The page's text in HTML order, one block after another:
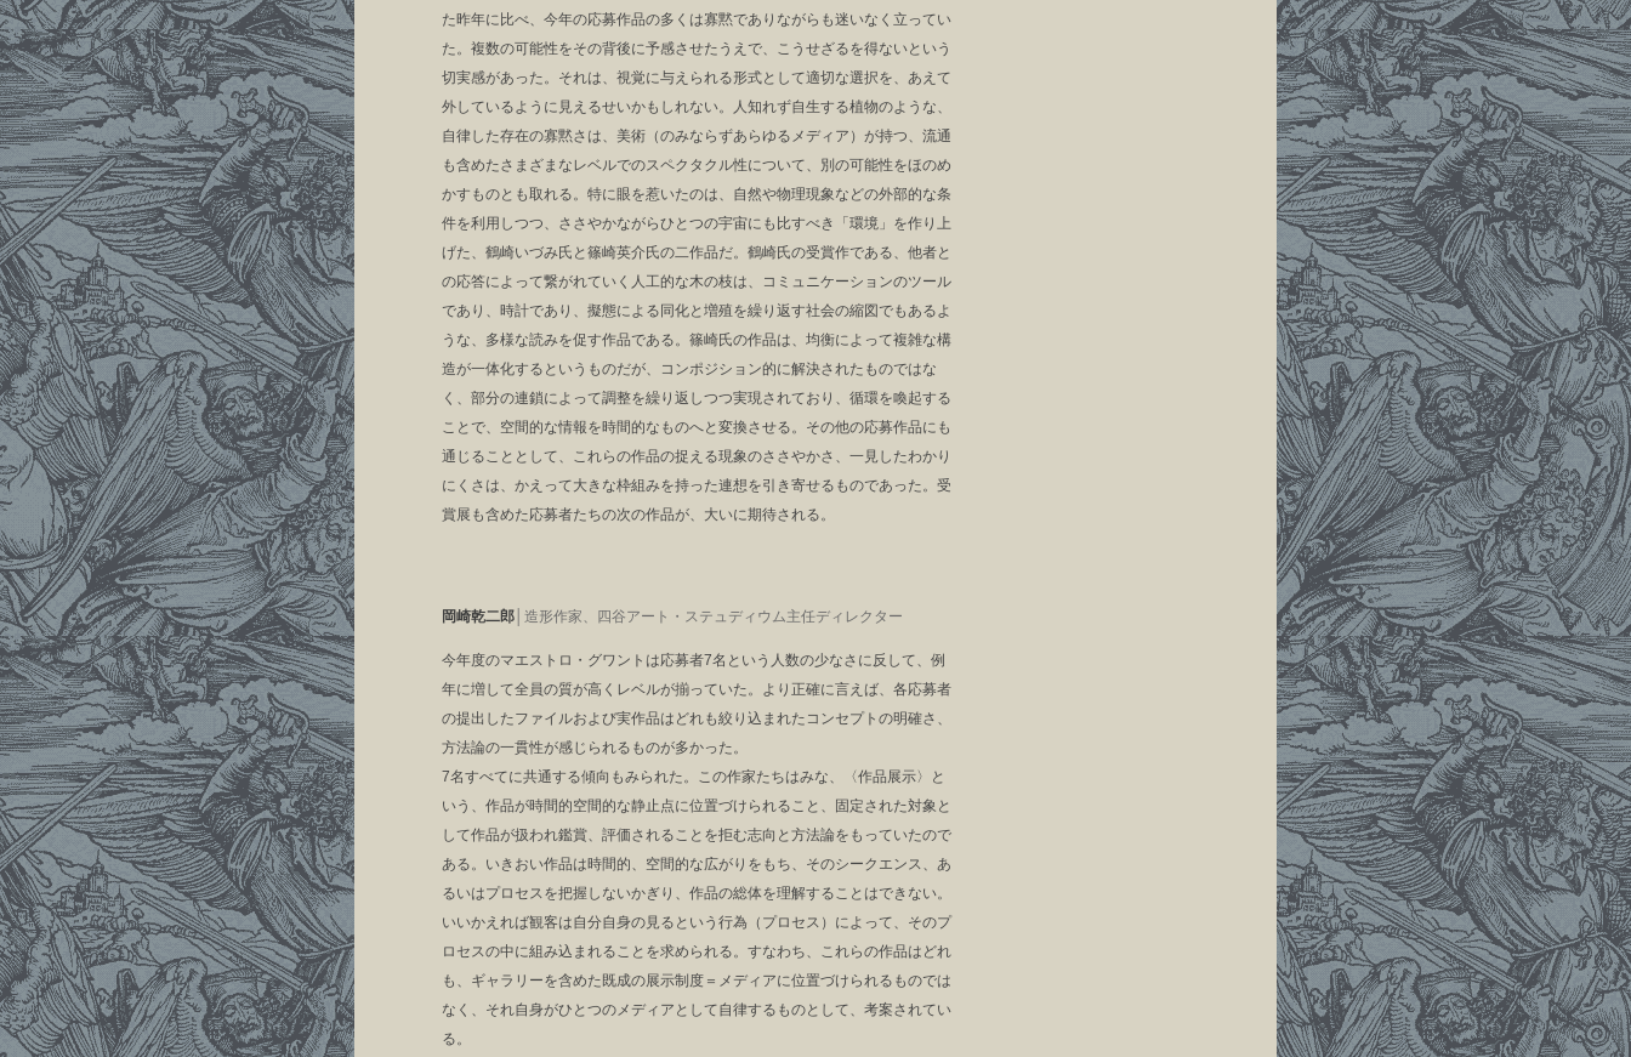
た昨年に比べ、今年の応募作品の多くは寡黙でありながらも迷いなく立ってい
た。複数の可能性をその背後に予感させたうえで、こうせざるを得ないという
切実感があった。それは、視覚に与えられる形式として適切な選択を、あえて
外しているように見えるせいかもしれない。人知れず自生する植物のような、
自律した存在の寡黙さは、美術（のみならずあらゆるメディア）が持つ、流通
も含めたさまざまなレベルでのスペクタクル性について、別の可能性をほのめ
かすものとも取れる。特に眼を惹いたのは、自然や物理現象などの外部的な条
件を利用しつつ、ささやかながらひとつの宇宙にも比すべき「環境」を作り上
げた、鶴崎いづみ氏と篠崎英介氏の二作品だ。鶴崎氏の受賞作である、他者と
の応答によって繋がれていく人工的な木の枝は、コミュニケーションのツール
であり、時計であり、擬態による同化と増殖を繰り返す社会の縮図でもあるよ
うな、多様な読みを促す作品である。篠崎氏の作品は、均衡によって複雑な構
造が一体化するというものだが、コンポジション的に解決されたものではな
く、部分の連鎖によって調整を繰り返しつつ実現されており、循環を喚起する
ことで、空間的な情報を時間的なものへと変換させる。その他の応募作品にも
通じることとして、これらの作品の捉える現象のささやかさ、一見したわかり
にくさは、かえって大きな枠組みを持った連想を引き寄せるものであった。受
賞展も含めた応募者たちの次の作品が、大いに期待される。
岡崎乾二郎 │造形作家、四谷アート・ステュディウム主任ディレクター
今年度のマエストロ・グワントは応募者7名という人数の少なさに反して、例
年に増して全員の質が高くレベルが揃っていた。より正確に言えば、各応募者
の提出したファイルおよび実作品はどれも絞り込まれたコンセプトの明確さ、
方法論の一貫性が感じられるものが多かった。
7名すべてに共通する傾向もみられた。この作家たちはみな、〈作品展示〉と
いう、作品が時間的空間的な静止点に位置づけられること、固定された対象と
して作品が扱われ鑑賞、評価されることを拒む志向と方法論をもっていたので
ある。いきおい作品は時間的、空間的な広がりをもち、そのシークエンス、あ
るいはプロセスを把握しないかぎり、作品の総体を理解することはできない。
いいかえれば観客は自分自身の見るという行為（プロセス）によって、そのプ
ロセスの中に組み込まれることを求められる。すなわち、これらの作品はどれ
も、ギャラリーを含めた既成の展示制度＝メディアに位置づけられるものでは
なく、それ自身がひとつのメディアとして自律するものとして、考案されてい
る。